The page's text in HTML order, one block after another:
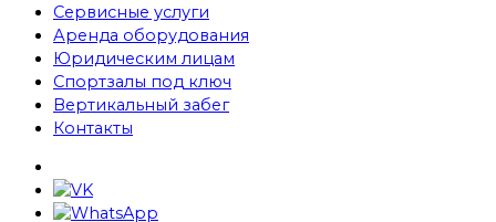
Сервисные услуги
Аренда оборудования
Юридическим лицам
Спортзалы под ключ
Вертикальный забег
Контакты